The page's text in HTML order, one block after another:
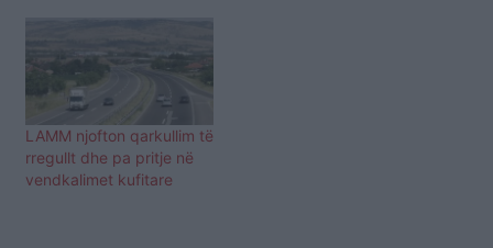
LAMM njofton qarkullim të
rregullt dhe pa pritje në
vendkalimet kufitare